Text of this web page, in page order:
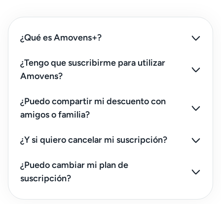
¿Qué es Amovens+?
¿Tengo que suscribirme para utilizar
Amovens?
¿Puedo compartir mi descuento con
amigos o familia?
¿Y si quiero cancelar mi suscripción?
¿Puedo cambiar mi plan de
suscripción?